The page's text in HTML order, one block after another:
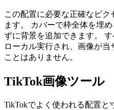
この配置に必要な正確なピ
ます。
カバーで枠全体を埋
ずに背景を追加できます。 す
ローカル実行され、画像が
ことはありません。
TikTok画像ツール
TikTokでよく使われる配置と